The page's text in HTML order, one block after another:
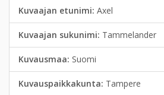
Kuvaajan etunimi: Axel
Kuvaajan sukunimi: Tammelander
Kuvausmaa: Suomi
Kuvauspaikkakunta: Tampere